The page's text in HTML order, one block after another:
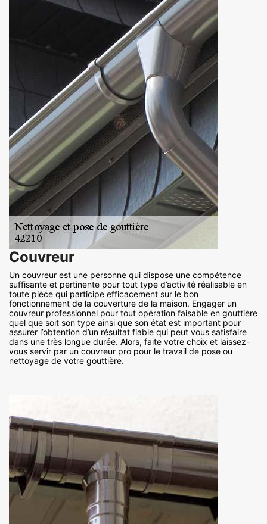
Couvreur
Un couvreur est une personne qui dispose une compétence
suffisante et pertinente pour tout type d’activité réalisable en
toute pièce qui participe efficacement sur le bon
fonctionnement de la couverture de la maison. Engager un
couvreur professionnel pour tout opération faisable en gouttière
quel que soit son type ainsi que son état est important pour
assurer l’obtention d’un résultat fiable qui peut vous satisfaire
dans une très longue durée. Alors, faite votre choix et laissez-
vous servir par un couvreur pro pour le travail de pose ou
nettoyage de votre gouttière.